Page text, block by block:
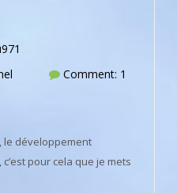
Comment: 1
le développement
pour cela que je mets